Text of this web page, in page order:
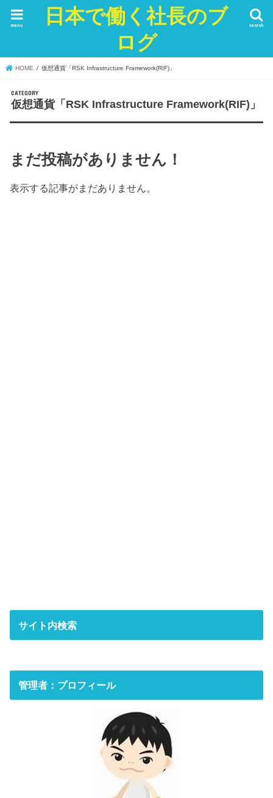
日本で働く社長のブ
ログ
search
menu
HOME 仮想通貨「RSK Infrastructure Framework(RIF)」
仮想通貨「RSK Infrastructure Framework(RIF)」
まだ投稿がありません！
表示する記事がまだありません。
サイト内検索
管理者：プロフィール